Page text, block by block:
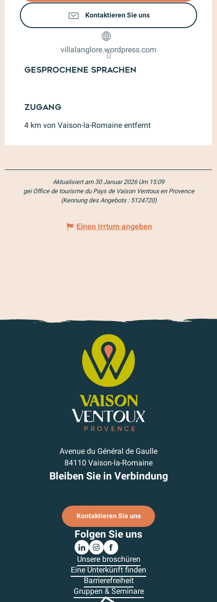
Kontaktieren Sie uns
villalanglore.wordpress.com
Gesprochene Sprachen
Gesprochene Sprachen
Zugang
Zugang
4 km von Vaison-la-Romaine entfernt
Aktualisiert am 30 Januar 2026 Um 15:09
gei Office de tourisme du Pays de Vaison Ventoux en Provence
(Kennung des Angebots : 5124720)
Einen Irrtum angeben
Avenue du Général de Gaulle
84110 Vaison-la-Romaine
Bleiben Sie in Verbindung
Kontaktieren Sie uns
Folgen Sie uns
Unsere broschüren
Eine Unterkünft finden
Barrierefreiheit
Gruppen & Seminare